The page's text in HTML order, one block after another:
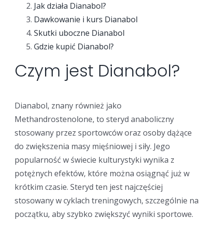
Jak działa Dianabol?
Dawkowanie i kurs Dianabol
Skutki uboczne Dianabol
Gdzie kupić Dianabol?
Czym jest Dianabol?
Dianabol, znany również jako
Methandrostenolone, to steryd anaboliczny
stosowany przez sportowców oraz osoby dążące
do zwiększenia masy mięśniowej i siły. Jego
popularność w świecie kulturystyki wynika z
potężnych efektów, które można osiągnąć już w
krótkim czasie. Steryd ten jest najczęściej
stosowany w cyklach treningowych, szczególnie na
początku, aby szybko zwiększyć wyniki sportowe.